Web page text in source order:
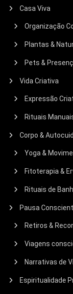
Casa Viva
Organização
Plantas &
Pets &
Vida Criativa
Expressão
Rituais
Corpo &
Yoga &
Fitoterapia &
Rituais de
Pausa
Retiros &
Viagens
Narrativas de
Espiritualidade